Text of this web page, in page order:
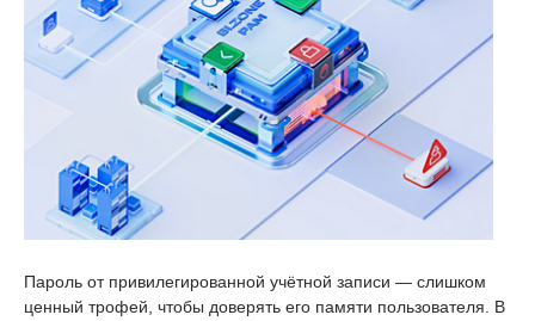
Пароль от привилегированной учётной записи — слишком
ценный трофей, чтобы доверять его памяти пользователя. В